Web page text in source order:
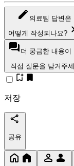
의료팀 답변은
어떻게 작성되나요?
더 궁금한 내용이
직접 질문을 남겨주
저장
공유